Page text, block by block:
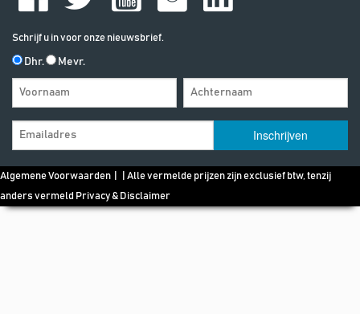
Schrijf u in voor onze nieuwsbrief.
Dhr. Mevr.
Algemene Voorwaarden | | Alle vermelde prijzen zijn exclusief btw, tenzij
anders vermeld Privacy & Disclaimer